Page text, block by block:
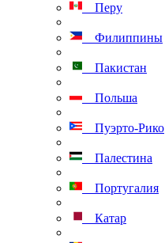
Перу
Филиппины
Пакистан
Польша
Пуэрто-Рико
Палестина
Португалия
Катар